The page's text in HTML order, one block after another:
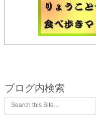
ブログ内検索